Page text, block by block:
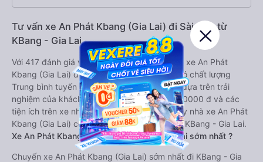
Tư vấn xe An Phát Kbang (Gia Lai) đi Sài Gòn từ
KBang - Gia Lai
Với 417 đánh giá với điểm trung bình là 4.6/5 xe An Phát
Kbang (Gia Lai) được đánh giá là xe khách có chất lượng
Trung bình tuyến Sài Gòn đi KBang - Gia Lai dựa trên trải
nghiệm của khách hàng. Với giá vé chỉ từ 380000 đ và các
tiện ích trên xe như: Đang cập nhật. Mỗi ngày nhà xe An Phát
Kbang (Gia Lai) có 2 chuyến xe đi Sài Gòn đi KBang - Gia Lai.
Xe An Phát Kbang (Gia Lai) đi KBang - Gia Lai sớm nhất ?
Chuyến xe An Phát Kbang (Gia Lai) sớm nhất đi KBang - Gia